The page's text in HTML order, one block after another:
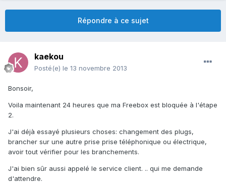
Répondre à ce sujet
kaekou
Posté(e) le 13 novembre 2013
Bonsoir,
Voila maintenant 24 heures que ma Freebox est bloquée à l'étape
2.
J'ai déjà essayé plusieurs choses: changement des plugs,
brancher sur une autre prise prise téléphonique ou électrique,
avoir tout vérifier pour les branchements.
J'ai bien sûr aussi appelé le service client. .. qui me demande
d'attendre.